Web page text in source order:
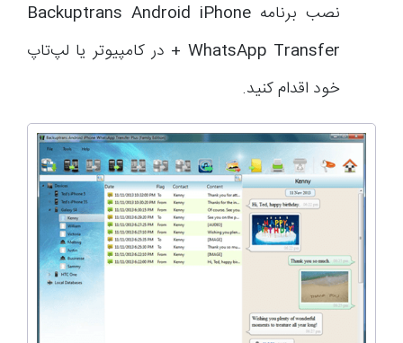
نصب برنامه Backuptrans Android iPhone
WhatsApp Transfer +
در کامپیوتر یا لپ‌تاپ
خود اقدام کنید.